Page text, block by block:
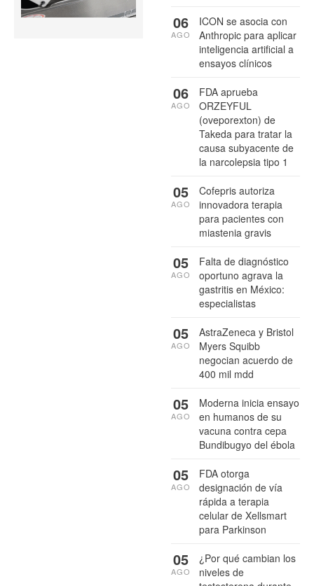
ICON se asocia con
Anthropic para aplicar
inteligencia artificial a
ensayos clínicos
06
AGO
FDA aprueba
ORZEYFUL
(oveporexton) de
Takeda para tratar la
causa subyacente de
la narcolepsia tipo 1
06
AGO
Cofepris autoriza
innovadora terapia
para pacientes con
miastenia gravis
05
AGO
Falta de diagnóstico
oportuno agrava la
gastritis en México:
especialistas
05
AGO
AstraZeneca y Bristol
Myers Squibb
negocian acuerdo de
400 mil mdd
05
AGO
Moderna inicia ensayo
en humanos de su
vacuna contra cepa
Bundibugyo del ébola
05
AGO
FDA otorga
designación de vía
rápida a terapia
celular de Xellsmart
para Parkinson
05
AGO
¿Por qué cambian los
niveles de
05
AGO